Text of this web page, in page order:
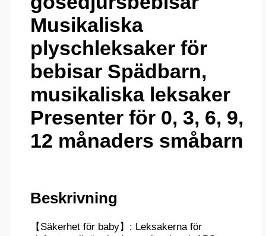
Musikaliska
plyschleksaker för
bebisar Spädbarn,
musikaliska leksaker
Presenter för 0, 3, 6, 9,
12 månaders småbarn
Beskrivning
【Säkerhet för baby】: Leksakerna för